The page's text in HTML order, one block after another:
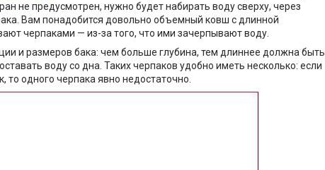
не предусмотрен, нужно будет набирать воду сверху, через
Вам понадобится довольно объемный ковш с длинной
черпаками — из-за того, что ими зачерпывают воду.
и размеров бака: чем больше глубина, тем длиннее должна быть
воду со дна. Таких черпаков удобно иметь несколько: если
то одного черпака явно недостаточно.